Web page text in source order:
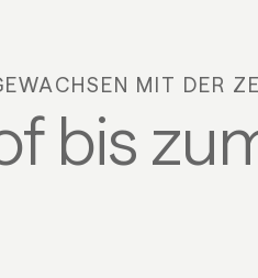
MIT DER
bis